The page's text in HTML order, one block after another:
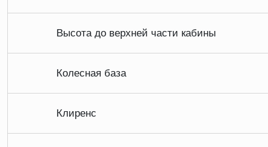
Высота до верхней части кабины
Колесная база
Клиренс